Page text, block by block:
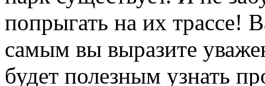
попрыгать на их трассе!
самым вы выразите
будет полезным узнать